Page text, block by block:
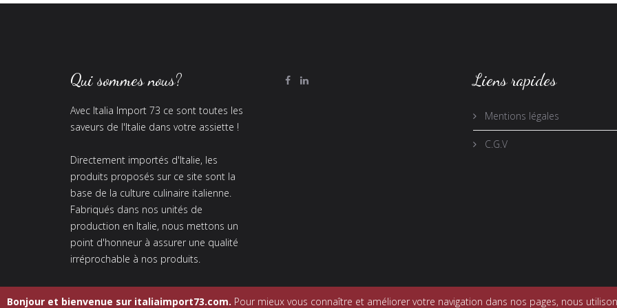
Qui sommes nous?
Avec Italia Import 73 ce sont toutes les
saveurs de l'Italie dans votre assiette !
Directement importés d'Italie, les
produits proposés sur ce site sont la
base de la culture culinaire italienne.
Fabriqués dans nos unités de
production en Italie, nous mettons un
point d'honneur à assurer une qualité
irréprochable à nos produits.
Liens rapides
Mentions légales
C.G.V
Bonjour et bienvenue sur italiaimport73.com. Pour mieux vous connaître et améliorer votre navigation dans nos pages, nous